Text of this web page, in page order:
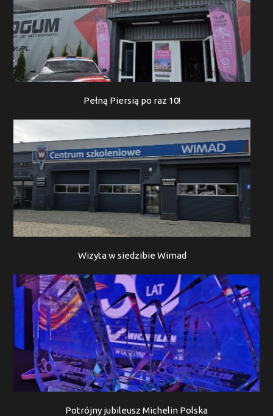
Pełną Piersią po raz 10!
Wizyta w siedzibie Wimad
Potrójny jubileusz Michelin Polska